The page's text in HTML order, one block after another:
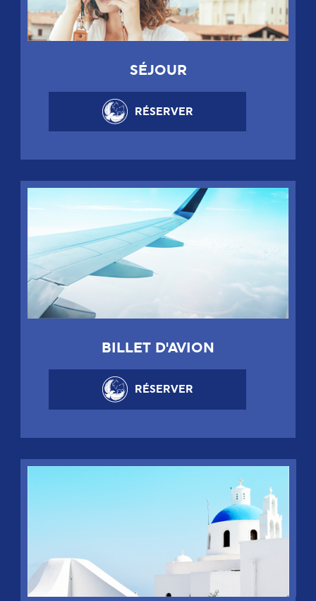
SÉJOUR
RÉSERVER
BILLET D'AVION
RÉSERVER